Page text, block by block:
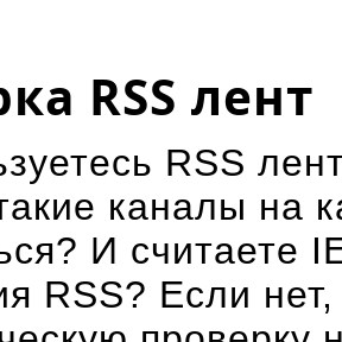
RSS лент
RSS
каналы на
И считаете
RSS? Если